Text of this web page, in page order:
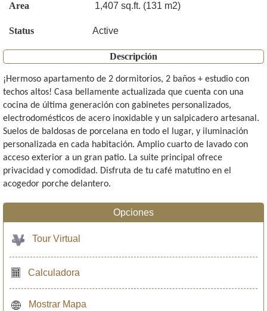
Area 1,407 sq.ft. (131 m2)
Status Active
Descripción
¡Hermoso apartamento de 2 dormitorios, 2 baños + estudio con
techos altos! Casa bellamente actualizada que cuenta con una
cocina de última generación con gabinetes personalizados,
electrodomésticos de acero inoxidable y un salpicadero artesanal.
Suelos de baldosas de porcelana en todo el lugar, y iluminación
personalizada en cada habitación. Amplio cuarto de lavado con
acceso exterior a un gran patio. La suite principal ofrece
privacidad y comodidad. Disfruta de tu café matutino en el
acogedor porche delantero.
Opciones
Tour Virtual
Calculadora
Mostrar Mapa